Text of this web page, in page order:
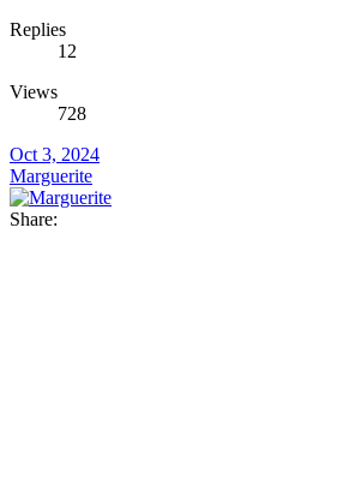
Replies
12
Views
728
Oct 3, 2024
Marguerite
Share: